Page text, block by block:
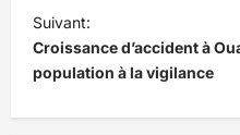
i
g
a
t
Suivant:
Croissance d’accident à
population à la vigilance